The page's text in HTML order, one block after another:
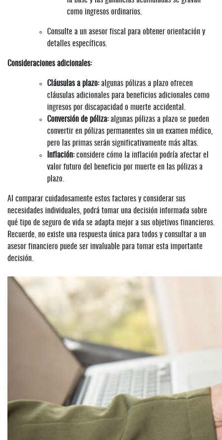
como ingresos ordinarios.
Consulte a un asesor fiscal para obtener orientación y
detalles específicos.
Consideraciones adicionales:
Cláusulas a plazo:algunas pólizas a plazo ofrecen
cláusulas adicionales para beneficios adicionales como
ingresos por discapacidad o muerte accidental.
Conversión de póliza:algunas pólizas a plazo se pueden
convertir en pólizas permanentes sin un examen médico,
pero las primas serán significativamente más altas.
Inflación:considere cómo la inflación podría afectar el
valor futuro del beneficio por muerte en las pólizas a
plazo.
Al comparar cuidadosamente estos factores y considerar sus
necesidades individuales, podrá tomar una decisión informada sobre
qué tipo de seguro de vida se adapta mejor a sus objetivos financieros.
Recuerde, no existe una respuesta única para todos y consultar a un
asesor financiero puede ser invaluable para tomar esta importante
decisión.